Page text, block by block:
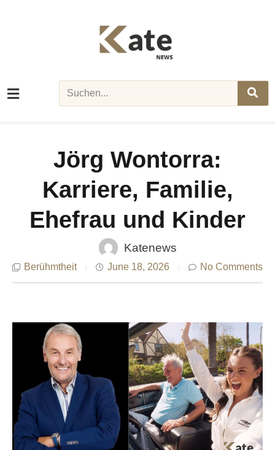
Jörg Wontorra:
Karriere, Familie,
Ehefrau und Kinder
Katenews
Berühmtheit June 18, 2026 No Comments